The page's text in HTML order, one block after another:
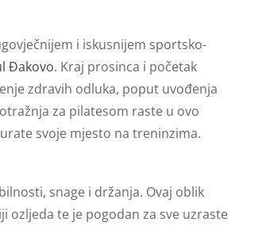
i iskusnijem sportsko-
Đakovo. Kraj prosinca i početak
zdravih odluka, poput uvođenja
za pilatesom raste u ovo
svoje mjesto na treninzima.
snage i držanja. Ovaj oblik
ozljeda te je pogodan za sve uzraste